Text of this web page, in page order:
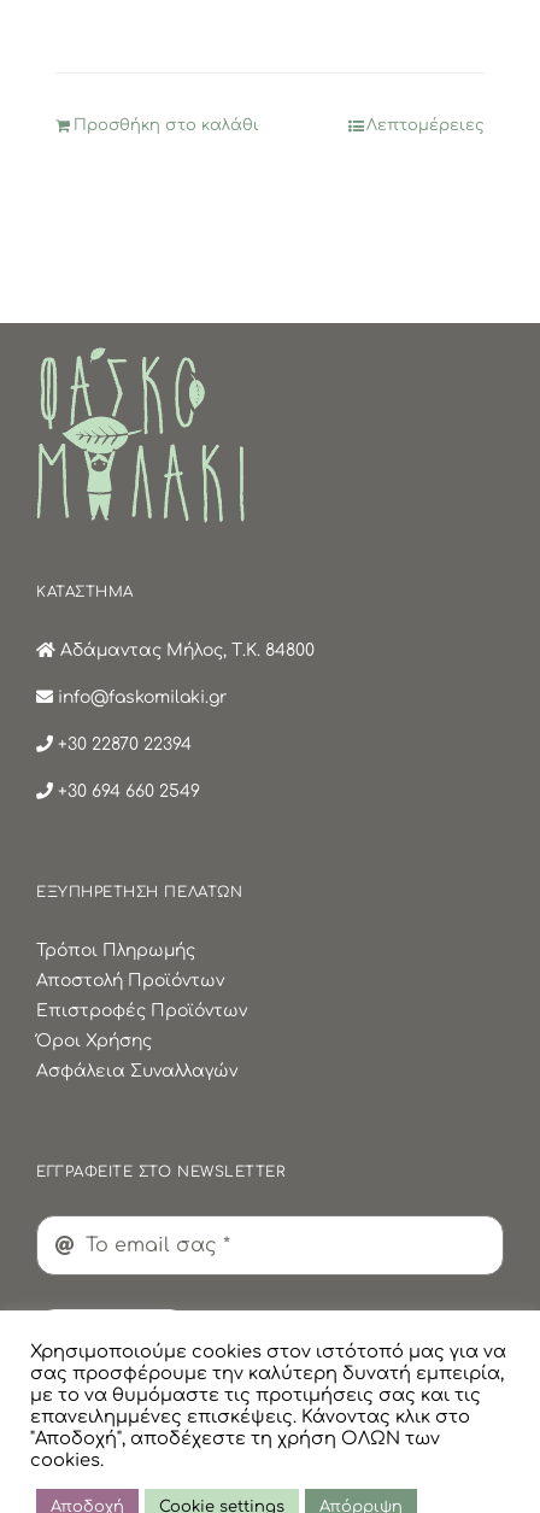
Προσθήκη στο καλάθι Λεπτομέρειες
ΚΑΤΑΣΤΗΜΑ
Αδάμαντας Μήλος, Τ.Κ. 84800
info@faskomilaki.gr
+30 22870 22394
+30 694 660 2549
ΕΞΥΠΗΡΕΤΗΣΗ ΠΕΛΑΤΩΝ
Τρόποι Πληρωμής
Αποστολή Προϊόντων
Επιστροφές Προϊόντων
Όροι Χρήσης
Ασφάλεια Συναλλαγών
ΕΓΓΡΑΦΕΙΤΕ ΣΤΟ NEWSLETTER
© Copyright
Πολιτική Προστασίας Προσωπικών Δεδομένων
Χρησιμοποιούμε cookies στον ιστότοπό μας για να
σας προσφέρουμε την καλύτερη δυνατή εμπειρία,
με το να θυμόμαστε τις προτιμήσεις σας και τις
επανειλημμένες επισκέψεις. Κάνοντας κλικ στο
"Αποδοχή", αποδέχεστε τη χρήση ΟΛΩΝ των
cookies.
Αποδοχή Cookie settings Απόρριψη